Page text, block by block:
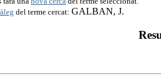
del terme cercat: GALBAN, J.